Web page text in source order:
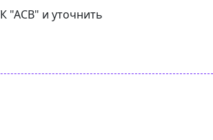
"АСВ" и уточнить